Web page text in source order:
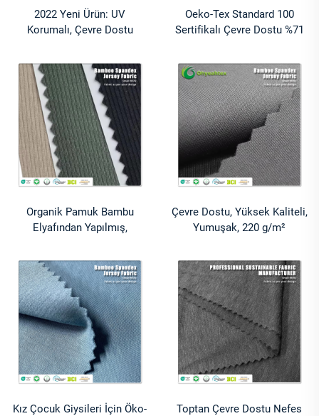
2022 Yeni Ürün: UV
Korumalı, Çevre Dostu
Interlock Kumaş (Başörtüsü
ve Spor Giyim İçin)
Oeko-Tex Standard 100
Sertifikalı Çevre Dostu %71
Spandeks Kumaş
Antibakteriyel Nem Emici
Organik Pamuk Bambu
Elyafından Yapılmış,
Dostu, 280 GSM Kalınlığında,
Spor Giyim ve Bebek/Çocuk
Giyim İçin Uygun Kumaş
Çevre Dostu, Yüksek Kaliteli,
Yumuşak, 220 g/m²
Polyester İçerikli,
Antibakteriyel ve Hızlı
Kuruma Özellikli Tişört
Kumaşı
Kız Çocuk Giysileri İçin Öko-
Toptan Çevre Dostu Nefes